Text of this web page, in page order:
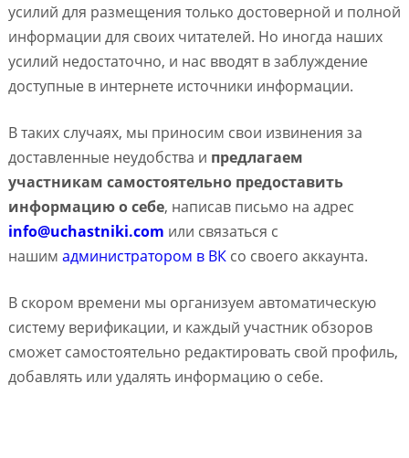
усилий для размещения только достоверной и полной
информации для своих читателей. Но иногда наших
усилий недостаточно, и нас вводят в заблуждение
доступные в интернете источники информации.
В таких случаях, мы приносим свои извинения за
доставленные неудобства и предлагаем
участникам самостоятельно предоставить
информацию о себе, написав письмо на адрес
info@uchastniki.com или связаться с
нашим администратором в ВКсо своего аккаунта.
В скором времени мы организуем автоматическую
систему верификации, и каждый участник обзоров
сможет самостоятельно редактировать свой профиль,
добавлять или удалять информацию о себе.